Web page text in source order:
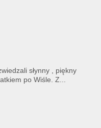
słynny , piękny
po Wiśle. Z...